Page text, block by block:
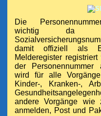
Die
wichtig da
damit offiziell als
Melderegister
der Personennummer
wird für alle
Kinder-, Kranken-,
andere Vorgänge wie
anmelden, Post und